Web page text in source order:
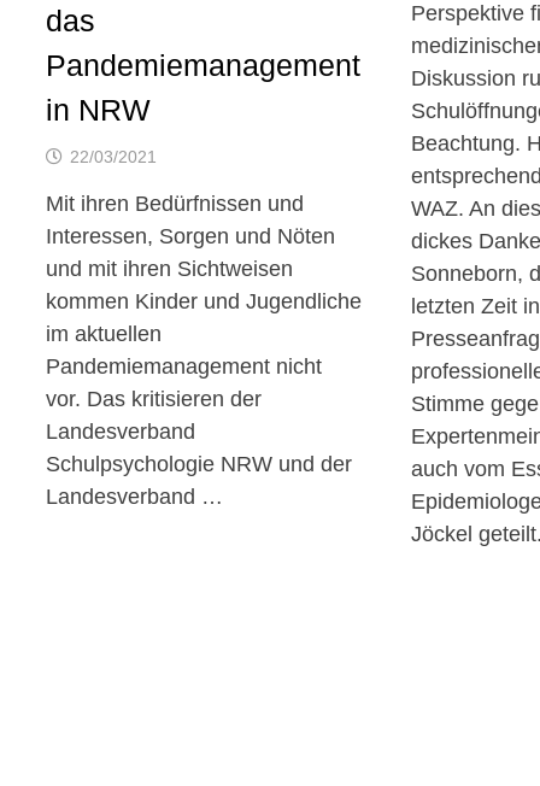
das
Pandemiemanagement
in NRW
22/03/2021
Mit ihren Bedürfnissen und
Interessen, Sorgen und Nöten
und mit ihren Sichtweisen
kommen Kinder und Jugendliche
im aktuellen
Pandemiemanagement nicht
vor. Das kritisieren der
Landesverband
Schulpsychologie NRW und der
Landesverband …
Perspektive
Diskussion
Beachtung.
WAZ. An
dickes
Sonneborn,
letzten Zeit
Stimme
auch vom
Jöckel